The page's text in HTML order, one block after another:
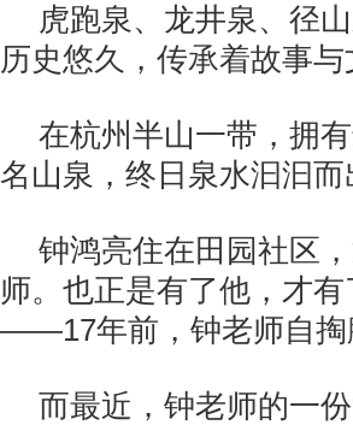
虎跑泉、龙井泉、径
历史悠久，传承着故事与
在杭州半山一带，拥
名山泉，终日泉水汩汩
钟鸿亮住在田园社区
师。也正是有了他，才
——17年前，钟老师自掏
而最近，钟老师的一